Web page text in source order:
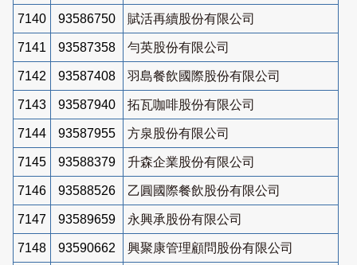
7140 93586750 賦活再續股份有限公司
7141 93587358 勻英股份有限公司
7142 93587408 羽島餐飲國際股份有限公司
7143 93587940 拓瓦咖啡股份有限公司
7144 93587955 方泉股份有限公司
7145 93588379 升森企業股份有限公司
7146 93588526 乙圓國際餐飲股份有限公司
7147 93589659 永興承股份有限公司
7148 93590662 興聚康管理顧問股份有限公司